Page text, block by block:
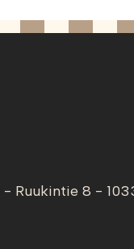
Ruukintie 8 -